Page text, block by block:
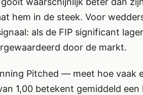
hem in de steek. Voor
als de FIP significant
door de markt.
Pitched — meet hoe vaak
1,00 betekent gemiddeld een